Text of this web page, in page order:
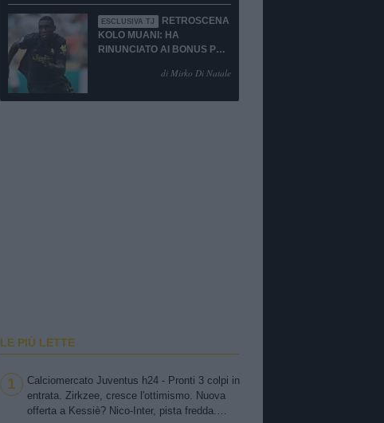
ESCLUSIVA TJ
RETROSCENA
KOLO MUANI: HA
RINUNCIATO AI BONUS PUR
di Mirko Di Natale
LE PIÙ LETTE
1
Calciomercato Juventus h24 - Pronti 3 colpi in
entrata. Zirkzee, cresce l'ottimismo. Nuova
offerta a Kessiè? Nico-Inter, pista fredda.